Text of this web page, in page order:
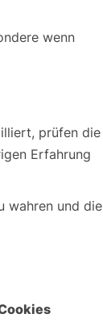
wenn
prüfen die
Erfahrung
wahren und die